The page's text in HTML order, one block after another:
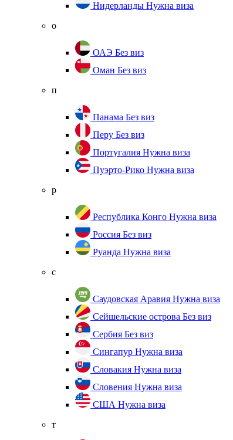
Нидерланды Нужна виза
о
ОАЭ Без виз
Оман Без виз
п
Панама Без виз
Перу Без виз
Португалия Нужна виза
Пуэрто-Рико Нужна виза
р
Республика Конго Нужна виза
Россия Без виз
Руанда Нужна виза
с
Саудовская Аравия Нужна виза
Сейшельские острова Без виз
Сербия Без виз
Сингапур Нужна виза
Словакия Нужна виза
Словения Нужна виза
США Нужна виза
т